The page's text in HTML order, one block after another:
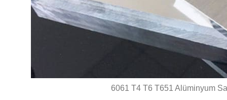
6061 T4 T6 T651 Alüminyum